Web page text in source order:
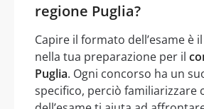
regione Puglia?
Capire il formato dell’esame è
nella tua preparazione per il
Puglia. Ogni concorso ha un
specifico, perciò familiarizzare